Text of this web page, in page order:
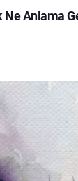
Ne Anlama